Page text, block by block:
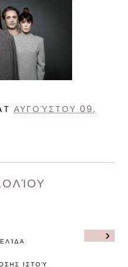
ΑΥΓΟΎΣΤΟΥ 09,
›
ΙΣΤΟΎ